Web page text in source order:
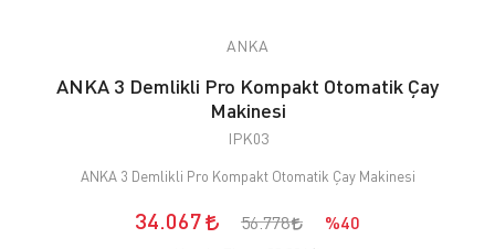
ANKA
ANKA 3 Demlikli Pro Kompakt Otomatik Çay
Makinesi
IPK03
ANKA 3 Demlikli Pro Kompakt Otomatik Çay Makinesi
34.067 56.778 %40